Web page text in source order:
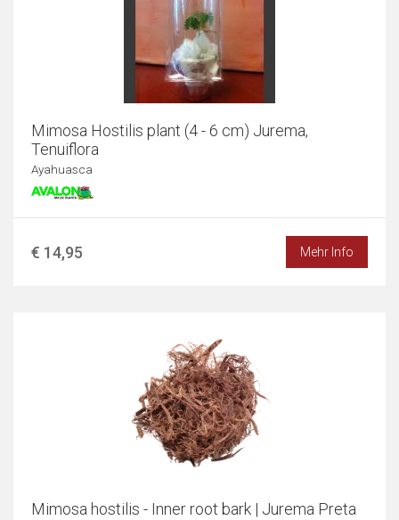
Mimosa Hostilis plant (4 - 6 cm) Jurema,
Tenuiflora
Ayahuasca
€ 14,95 Mehr Info
Mimosa hostilis - Inner root bark | Jurema Preta